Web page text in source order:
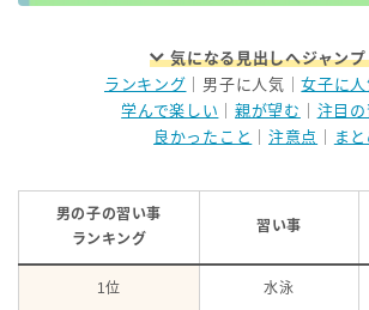
気になる見出しへジャン
ランキング ｜男子に人気｜女子に人
学んで楽しい ｜親が望む
注目
良かったこと
注意点 まと
男の子の習い事
ランキング
習い事
1位 水泳